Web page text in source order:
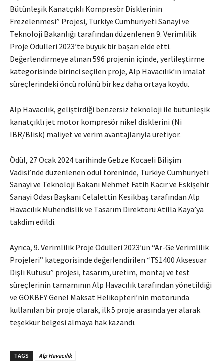
Bütünleşik Kanatçıklı Kompresör Disklerinin
Frezelenmesi” Projesi, Türkiye Cumhuriyeti Sanayi ve
Teknoloji Bakanlığı tarafından düzenlenen 9. Verimlilik
Proje Ödülleri 2023’te büyük bir başarı elde etti.
Değerlendirmeye alınan 596 projenin içinde, yerlileştirme
kategorisinde birinci seçilen proje, Alp Havacılık’ın imalat
süreçlerindeki öncü rolünü bir kez daha ortaya koydu.
Alp Havacılık, geliştirdiği benzersiz teknoloji ile bütünleşik
kanatçıklı jet motor kompresör nikel disklerini (Ni
IBR/Blisk) maliyet ve verim avantajlarıyla üretiyor.
Ödül, 27 Ocak 2024 tarihinde Gebze Kocaeli Bilişim
Vadisi’nde düzenlenen ödül töreninde, Türkiye Cumhuriyeti
Sanayi ve Teknoloji Bakanı Mehmet Fatih Kacır ve Eskişehir
Sanayi Odası Başkanı Celalettin Kesikbaş tarafından Alp
Havacılık Mühendislik ve Tasarım Direktörü Atilla Kaya’ya
takdim edildi.
Ayrıca, 9. Verimlilik Proje Ödülleri 2023’ün “Ar-Ge Verimlilik
Projeleri” kategorisinde değerlendirilen “TS1400 Aksesuar
Dişli Kutusu” projesi, tasarım, üretim, montaj ve test
süreçlerinin tamamının Alp Havacılık tarafından yönetildiği
ve GÖKBEY Genel Maksat Helikopteri’nin motorunda
kullanılan bir proje olarak, ilk 5 proje arasında yer alarak
teşekkür belgesi almaya hak kazandı.
TAGS Alp Havacılık